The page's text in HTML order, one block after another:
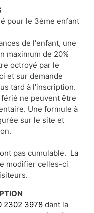
pour le 3ème enfant
de l'enfant, une
maximum de 20%
octroyé par le
et sur demande
tard à l'inscription.
ne peuvent être
Une formule à
sur le site et
pas cumulable. La
modifier celles-ci
2302 3978 dant la